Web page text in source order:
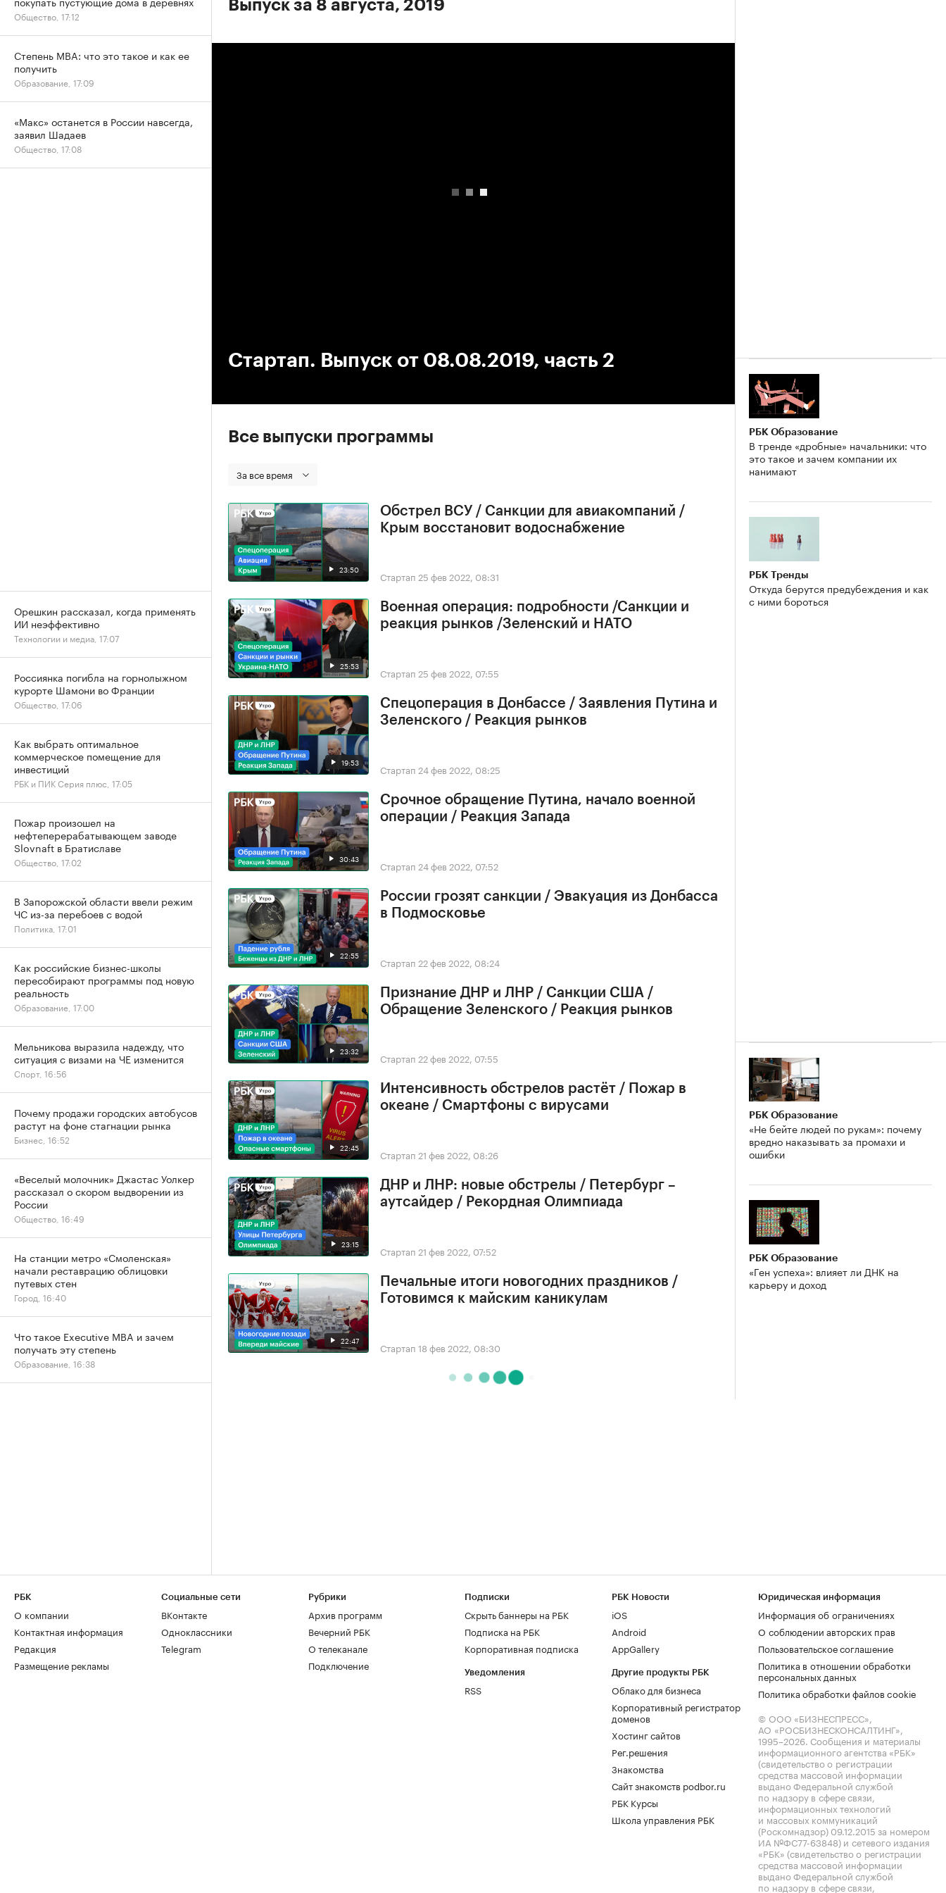
Выпуск за 8 августа, 2019
Стартап. Выпуск от 08.08.2019, часть 2
Все выпуски программы
За все время
23:50
Обстрел ВСУ / Санкции для авиакомпаний /
Крым восстановит водоснабжение
Стартап 25 фев 2022, 08:31
25:53
Военная операция: подробности /Санкции и
реакция рынков /Зеленский и НАТО
Стартап 25 фев 2022, 07:55
19:53
Спецоперация в Донбассе / Заявления Путина и
Зеленского / Реакция рынков
Стартап 24 фев 2022, 08:25
30:43
Срочное обращение Путина, начало военной
операции / Реакция Запада
Стартап 24 фев 2022, 07:52
22:55
России грозят санкции / Эвакуация из Донбасса
в Подмосковье
Стартап 22 фев 2022, 08:24
23:32
Признание ДНР и ЛНР / Санкции США /
Обращение Зеленского / Реакция рынков
Стартап 22 фев 2022, 07:55
22:45
Интенсивность обстрелов растёт / Пожар в
океане / Смартфоны с вирусами
Стартап 21 фев 2022, 08:26
23:15
ДНР и ЛНР: новые обстрелы / Петербург –
аутсайдер / Рекордная Олимпиада
Стартап 21 фев 2022, 07:52
22:47
Печальные итоги новогодних праздников /
Готовимся к майским каникулам
Стартап 18 фев 2022, 08:30
РБК Образование
В тренде «дробные» начальники: что
это такое и зачем компании их
нанимают
РБК Тренды
Откуда берутся предубеждения и как
с ними бороться
РБК Образование
«Не бейте людей по рукам»: почему
вредно наказывать за промахи и
ошибки
РБК Образование
«Ген успеха»: влияет ли ДНК на
карьеру и доход
Общество, 17:12
Степень MBA: что это такое и как ее
получить
Образование, 17:09
«Макс» останется в России навсегда,
заявил Шадаев
Общество, 17:08
Орешкин рассказал, когда применять
ИИ неэффективно
Технологии и медиа, 17:07
Россиянка погибла на горнолыжном
курорте Шамони во Франции
Общество, 17:06
Как выбрать оптимальное
коммерческое помещение для
инвестиций
РБК и ПИК Серия плюс, 17:05
Пожар произошел на
нефтеперерабатывающем заводе
Slovnaft в Братиславе
Общество, 17:02
В Запорожской области ввели режим
ЧС из-за перебоев с водой
Политика, 17:01
Как российские бизнес-школы
пересобирают программы под новую
реальность
Образование, 17:00
Мельникова выразила надежду, что
ситуация с визами на ЧЕ изменится
Спорт, 16:56
Почему продажи городских автобусов
растут на фоне стагнации рынка
Бизнес, 16:52
«Веселый молочник» Джастас Уолкер
рассказал о скором выдворении из
России
Общество, 16:49
На станции метро «Смоленская»
начали реставрацию облицовки
путевых стен
Город, 16:40
Что такое Executive MBA и зачем
получать эту степень
Образование, 16:38
РБК
О компании
Контактная информация
Редакция
Размещение рекламы
Социальные сети
ВКонтакте
Одноклассники
Telegram
Рубрики
Архив программ
Вечерний РБК
О телеканале
Подключение
Подписки
Скрыть баннеры на РБК
Подписка на РБК
Корпоративная подписка
Уведомления
RSS
РБК Новости
iOS
Android
AppGallery
Другие продукты РБК
Облако для бизнеса
Корпоративный регистратор
доменов
Хостинг сайтов
Рег.решения
Знакомства
Сайт знакомств podbor.ru
РБК Курсы
Школа управления РБК
Юридическая информация
Информация об ограничениях
О соблюдении авторских прав
Пользовательское соглашение
Политика в отношении обработки
персональных данных
Политика обработки файлов cookie
© ООО «БИЗНЕСПРЕСС»,
АО «РОСБИЗНЕСКОНСАЛТИНГ»,
1995–2026. Сообщения и материалы
информационного агентства «РБК»
(свидетельство о регистрации
средства массовой информации
выдано Федеральной службой
по надзору в сфере связи,
информационных технологий
и массовых коммуникаций
(Роскомнадзор) 09.12.2015 за номером
ИА №ФС77-63848) и сетевого издания
«РБК» (свидетельство о регистрации
средства массовой информации
выдано Федеральной службой
по надзору в сфере связи,